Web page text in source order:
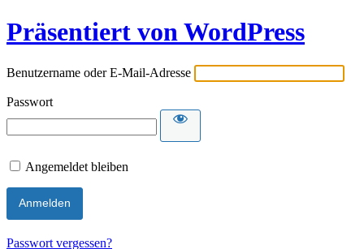
Präsentiert von WordPress
Benutzername oder E-Mail-Adresse
Passwort
Angemeldet bleiben
Passwort vergessen?